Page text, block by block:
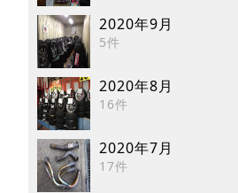
2020年9月
5件
2020年8月
16件
2020年7月
17件